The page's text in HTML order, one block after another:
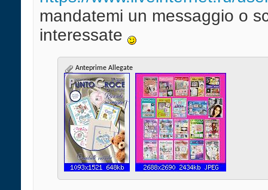
mandatemi un messaggio o
interessate
Anteprime Allegate